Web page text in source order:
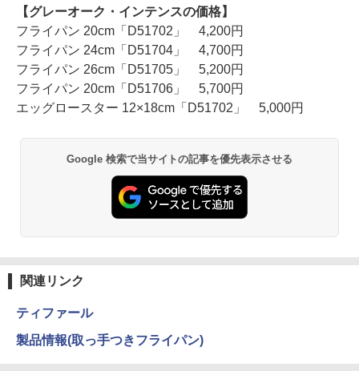
【グレーオーク・インテンスの価格】
フライパン 20cm「D51702」 4,200円
フライパン 24cm「D51704」 4,700円
フライパン 26cm「D51705」 5,200円
フライパン 20cm「D51706」 5,700円
エッグロースター 12×18cm「D51702」 5,000円
Google 検索で当サイトの記事を優先表示させる
関連リンク
ティファール
製品情報(取っ手つきフライパン)